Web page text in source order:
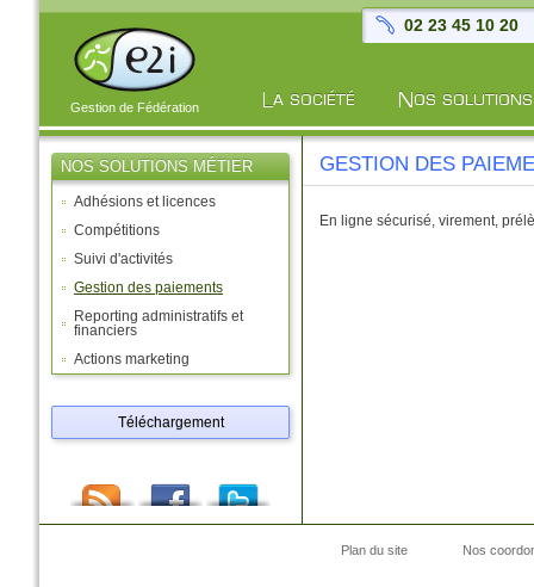
Gestion de Fédération
02 23 45 10 20
NOS SOLUTIONS MÉTIER
Adhésions et licences
Compétitions
Suivi d'activités
Gestion des paiements
Reporting administratifs et
financiers
Actions marketing
Téléchargement
GESTION DES
En ligne sécurisé, virement,
Plan du site Nos